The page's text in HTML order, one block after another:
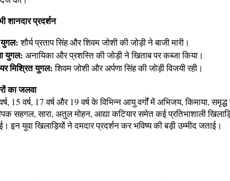
शानदार प्रदर्शन
शौर्य प्रताप सिंह और शिवम जोशी की जोड़ी ने बाजी मारी।
युगल: अनायिका और प्रशस्ति की जोड़ी ने खिताब पर कब्जा किया।
मिश्रित युगल:शिवम जोशी और अर्पणा सिंह की जोड़ी विजयी रही।
का जलवा
15 वर्ष, 17 वर्ष और 19 वर्ष के विभिन्न आयु वर्गों में अभिजय, किमाया, समृद्ध
सहगल, सारा, अतुल मोहन, आद्या कटियार समेत कई प्रतिभाशाली
इन युवा खिलाड़ियों ने दमदार प्रदर्शन कर भविष्य की बड़ी उम्मीद जताई।